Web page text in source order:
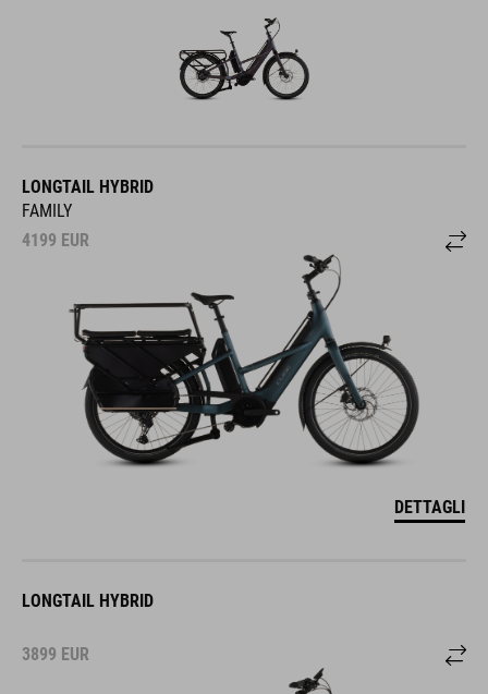
LONGTAIL HYBRID
FAMILY
4199 EUR
DETTAGLI
LONGTAIL HYBRID
3899 EUR